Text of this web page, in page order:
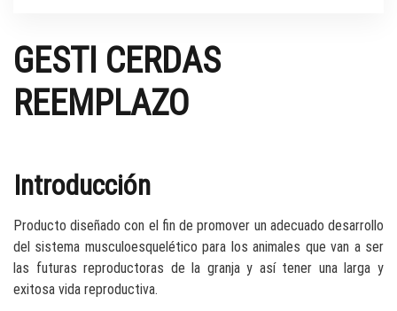
GESTI CERDAS
REEMPLAZO
Introducción
Producto diseñado con el fin de promover un adecuado desarrollo
del sistema musculoesquelético para los animales que van a ser
las futuras reproductoras de la granja y así tener una larga y
exitosa vida reproductiva.